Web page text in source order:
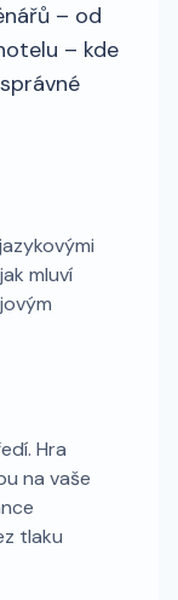
– od
– kde
mluví
Hra
na vaše
tlaku